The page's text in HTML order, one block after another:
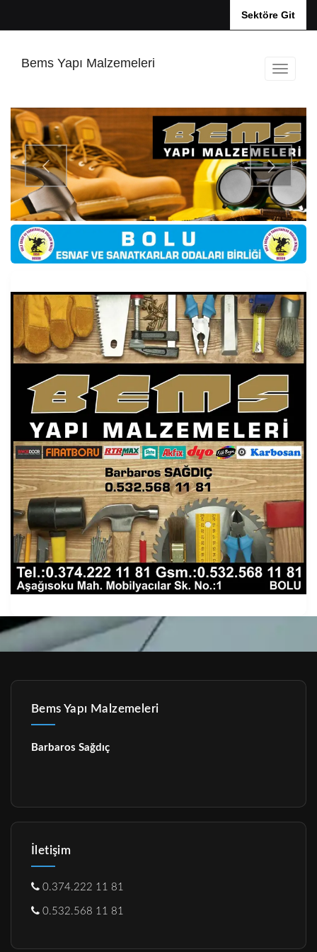
Sektöre Git
Bems Yapı Malzemeleri
Bems Yapı Malzemeleri
Barbaros Sağdıç
İletişim
0.374.222 11 81
0.532.568 11 81